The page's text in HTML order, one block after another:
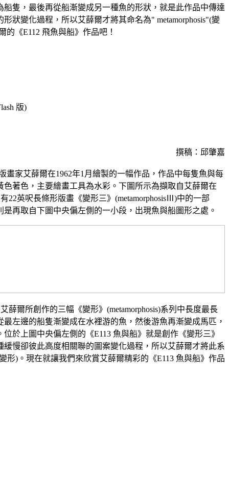
隻，最後再從船漸變成另一種魚的形狀，就是此作品中傳達
狀變化過程，所以艾薛爾才將其命名為" metamorphosis"(變
《E112 飛魚與船》作品吧！
版)
撰稿：邱肇嘉
畫家艾薛爾在1962年1月繪製的一幅作品，作品中每隻魚與每
著色，主要繪畫工具為水彩。下圖所示為擷取自艾薛爾在
22英呎長條形版畫《變形三》(metamorphosisⅢ)中的一部
再取自下圖中央偏左側的一小段，出現魚與船圖形之處。
薛爾所創作的三幅《變形》(metamorphosis)系列中長度最長
左邊的船隻漸變成在水裡游的魚，然後游魚再漸變成馬匹，
於上圖中央偏左側的《E113 魚與船》就是創作《變形三》
慢卻彼此高度相關聯的圖案變化過程，所以艾薛爾才將此系
形)。現在就讓我們來欣賞艾薛爾精彩的《E113 魚與船》作品